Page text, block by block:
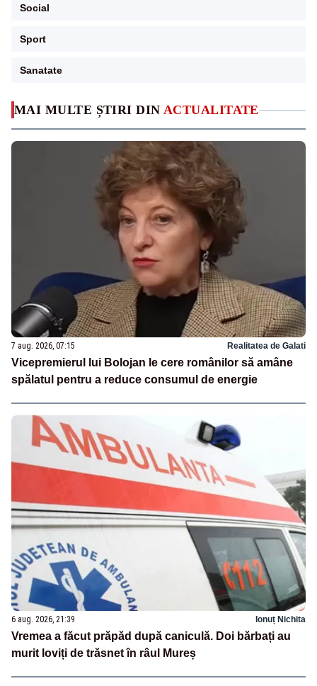
MAI MULTE ȘTIRI DIN ACTUALITATE
7 aug. 2026, 07:15 Realitatea de Galati
Vicepremierul lui Bolojan le cere românilor să amâne
spălatul pentru a reduce consumul de energie
6 aug. 2026, 21:39 Ionuț Nichita
Vremea a făcut prăpăd după caniculă. Doi bărbați au
murit loviți de trăsnet în râul Mureș
Social
Sport
Sanatate